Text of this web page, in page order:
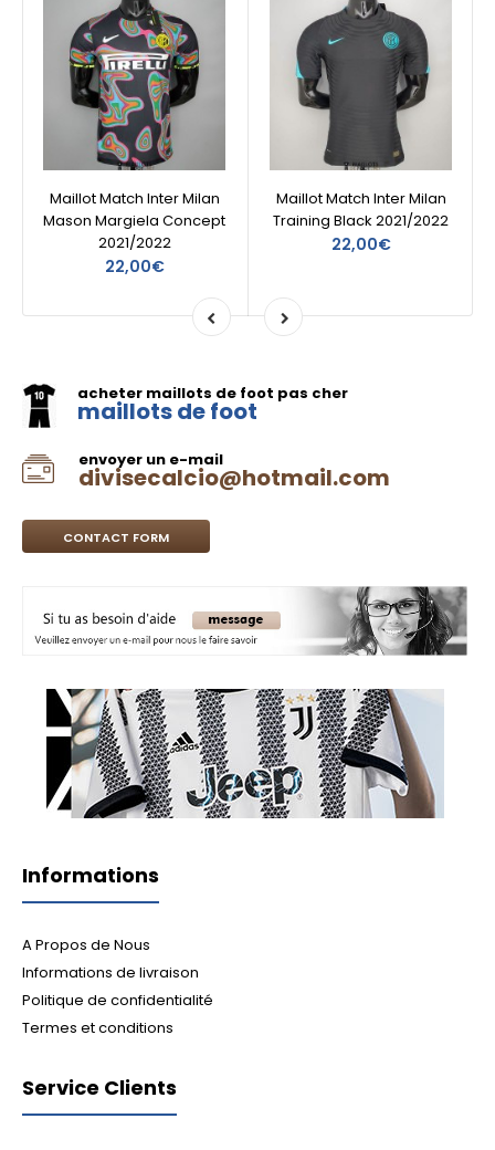
Maillot Match Inter Milan
Mason Margiela Concept
2021/2022
22,00€
Maillot Match Inter Milan
Training Black 2021/2022
22,00€
acheter maillots de foot pas cher
maillots de foot
envoyer un e-mail
divisecalcio@hotmail.com
CONTACT FORM
Informations
A Propos de Nous
Informations de livraison
Politique de confidentialité
Termes et conditions
Service Clients